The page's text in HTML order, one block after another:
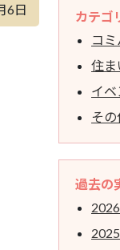
6日
カテゴ
コミ
住ま
イベ
その
過去の
2026
2025